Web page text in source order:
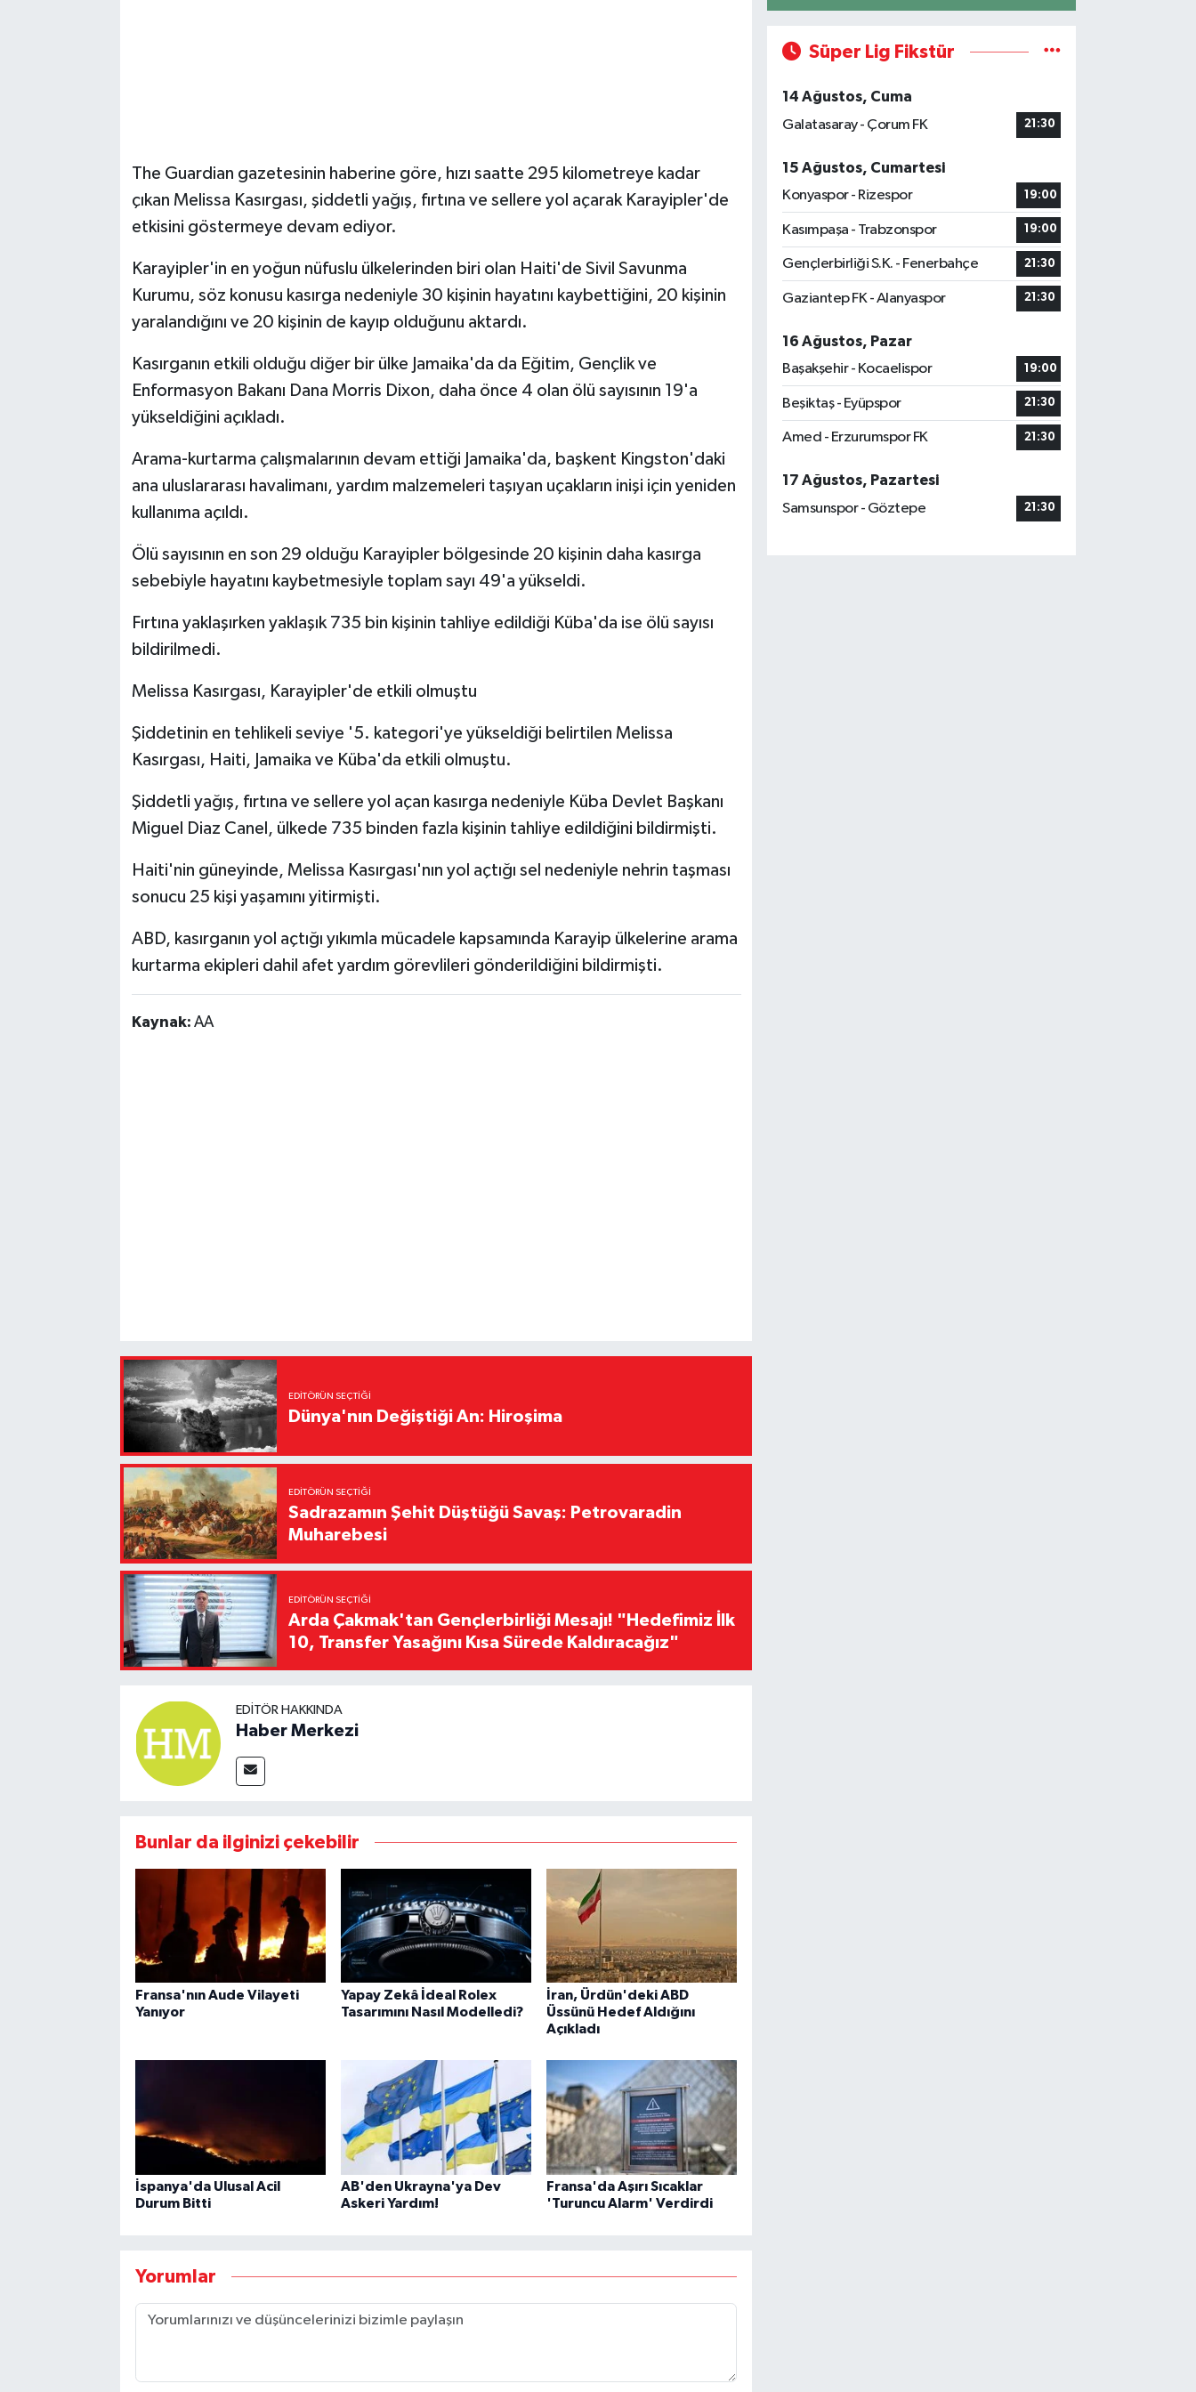
The Guardian gazetesinin haberine göre, hızı saatte 295 kilometreye kadar
çıkan Melissa Kasırgası, şiddetli yağış, fırtına ve sellere yol açarak Karayipler'de
etkisini göstermeye devam ediyor.
Karayipler'in en yoğun nüfuslu ülkelerinden biri olan Haiti'de Sivil Savunma
Kurumu, söz konusu kasırga nedeniyle 30 kişinin hayatını kaybettiğini, 20 kişinin
yaralandığını ve 20 kişinin de kayıp olduğunu aktardı.
Kasırganın etkili olduğu diğer bir ülke Jamaika'da da Eğitim, Gençlik ve
Enformasyon Bakanı Dana Morris Dixon, daha önce 4 olan ölü sayısının 19'a
yükseldiğini açıkladı.
Arama-kurtarma çalışmalarının devam ettiği Jamaika'da, başkent Kingston'daki
ana uluslararası havalimanı, yardım malzemeleri taşıyan uçakların inişi için yeniden
kullanıma açıldı.
Ölü sayısının en son 29 olduğu Karayipler bölgesinde 20 kişinin daha kasırga
sebebiyle hayatını kaybetmesiyle toplam sayı 49'a yükseldi.
Fırtına yaklaşırken yaklaşık 735 bin kişinin tahliye edildiği Küba'da ise ölü sayısı
bildirilmedi.
Melissa Kasırgası, Karayipler'de etkili olmuştu
Şiddetinin en tehlikeli seviye '5. kategori'ye yükseldiği belirtilen Melissa
Kasırgası, Haiti, Jamaika ve Küba'da etkili olmuştu.
Şiddetli yağış, fırtına ve sellere yol açan kasırga nedeniyle Küba Devlet Başkanı
Miguel Diaz Canel, ülkede 735 binden fazla kişinin tahliye edildiğini bildirmişti.
Haiti'nin güneyinde, Melissa Kasırgası'nın yol açtığı sel nedeniyle nehrin taşması
sonucu 25 kişi yaşamını yitirmişti.
ABD, kasırganın yol açtığı yıkımla mücadele kapsamında Karayip ülkelerine arama
kurtarma ekipleri dahil afet yardım görevlileri gönderildiğini bildirmişti.
Kaynak: AA
EDITÖRÜN SEÇTIĞI
Dünya'nın Değiştiği An: Hiroşima
EDITÖRÜN SEÇTIĞI
Sadrazamın Şehit Düştüğü Savaş: Petrovaradin
Muharebesi
EDITÖRÜN SEÇTIĞI
Arda Çakmak'tan Gençlerbirliği Mesajı! "Hedefimiz İlk
10, Transfer Yasağını Kısa Sürede Kaldıracağız"
EDITÖR HAKKINDA
Haber Merkezi
Bunlar da ilginizi çekebilir
Fransa'nın Aude Vilayeti
Yanıyor
Yapay Zekâ İdeal Rolex
Tasarımını Nasıl Modelledi?
İran, Ürdün'deki ABD
Üssünü Hedef Aldığını
Açıkladı
İspanya'da Ulusal Acil
Durum Bitti
AB'den Ukrayna'ya Dev
Askeri Yardım!
Fransa'da Aşırı Sıcaklar
'Turuncu Alarm' Verdirdi
Yorumlar
Süper Lig Fikstür
14 Ağustos, Cuma
Galatasaray - Çorum FK
21:30
15 Ağustos, Cumartesi
Konyaspor - Rizespor
19:00
Kasımpaşa - Trabzonspor 19:00
Gençlerbirliği S.K. - Fenerbahçe 21:30
Gaziantep FK - Alanyaspor 21:30
16 Ağustos, Pazar
Başakşehir - Kocaelispor
19:00
Beşiktaş - Eyüpspor 21:30
Amed - Erzurumspor FK 21:30
17 Ağustos, Pazartesi
Samsunspor - Göztepe
21:30